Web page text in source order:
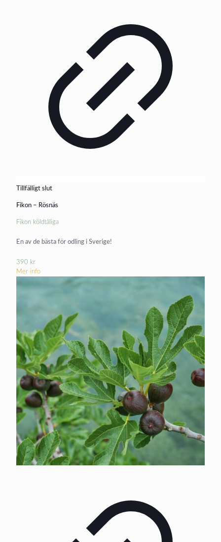
Tillfälligt slut
Fikon – Rösnäs
Fikon köldtåliga
En av de bästa för odling i Sverige!
390 kr
Mer info